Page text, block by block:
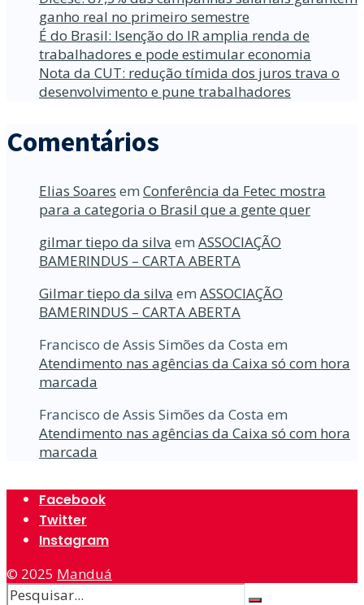
ganho real no primeiro semestre
É do Brasil: Isenção do IR amplia renda de
trabalhadores e pode estimular economia
Nota da CUT: redução tímida dos juros trava o
desenvolvimento e pune trabalhadores
Comentários
Elias Soares em Conferência da Fetec mostra
para a categoria o Brasil que a gente quer
gilmar tiepo da silva em ASSOCIAÇÃO
BAMERINDUS – CARTA ABERTA
Gilmar tiepo da silva em ASSOCIAÇÃO
BAMERINDUS – CARTA ABERTA
Francisco de Assis Simões da Costa em
Atendimento nas agências da Caixa só com hora
marcada
Francisco de Assis Simões da Costa em
Atendimento nas agências da Caixa só com hora
marcada
Facebook
Twitter
Instagram
© 2025 Manduá